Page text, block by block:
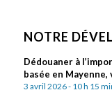
NOTRE
Dédouaner à
basée en Mayenne,
3 avril 2026 - 10 h 15